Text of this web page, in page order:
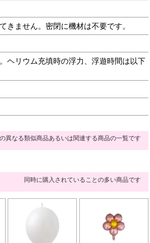
ません。密閉に機材は不要です。
ヘリウム充填時の浮力、浮遊時間は以下
異なる類似商品あるいは関連する商品の一覧です
同時に購入されていることの多い商品です